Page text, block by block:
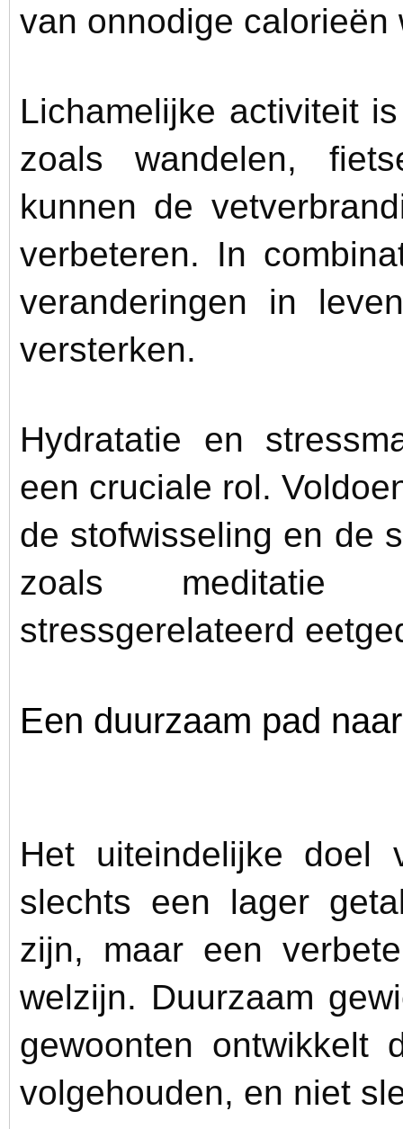
van onnodige calorieën
Lichamelijke activiteit
zoals wandelen,
kunnen de
verbeteren. In
veranderingen in
versterken.
Hydratatie en
een cruciale rol.
de stofwisseling en de
zoals meditatie
stressgerelateerd
Een duurzaam pad
Het uiteindelijke doel
slechts een lager
zijn, maar een
welzijn. Duurzaam
gewoonten ontwikkelt
volgehouden, en niet